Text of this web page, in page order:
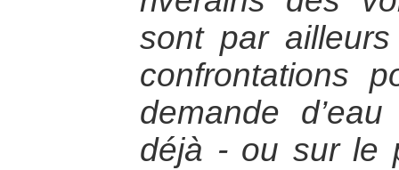
sont par
confrontations
demande
déjà - ou sur le